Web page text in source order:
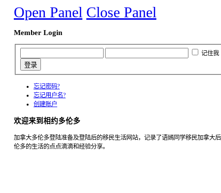
Open Panel Close Panel
Member Login
记住我
忘记密码?
忘记用户名?
创建账户
欢迎来到相约多伦多
加拿大多伦多登陆准备及登陆后的移民生活网站，记录了语嫣同学移民加拿大
伦多的生活的点点滴滴和经验分享。